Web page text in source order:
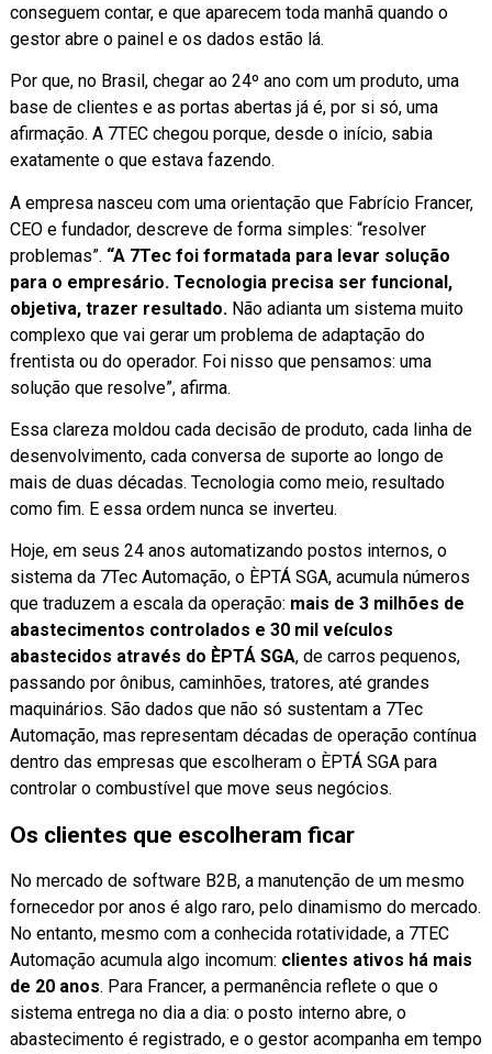
conseguem contar, e que aparecem toda manhã quando o
gestor abre o painel e os dados estão lá.
Por que, no Brasil, chegar ao 24º ano com um produto, uma
base de clientes e as portas abertas já é, por si só, uma
afirmação. A 7TEC chegou porque, desde o início, sabia
exatamente o que estava fazendo.
A empresa nasceu com uma orientação que Fabrício Francer,
CEO e fundador, descreve de forma simples: “resolver
problemas”. “A 7Tec foi formatada para levar solução
para o empresário. Tecnologia precisa ser funcional,
objetiva, trazer resultado. Não adianta um sistema muito
complexo que vai gerar um problema de adaptação do
frentista ou do operador. Foi nisso que pensamos: uma
solução que resolve”, afirma.
Essa clareza moldou cada decisão de produto, cada linha de
desenvolvimento, cada conversa de suporte ao longo de
mais de duas décadas. Tecnologia como meio, resultado
como fim. E essa ordem nunca se inverteu.
Hoje, em seus 24 anos automatizando postos internos, o
sistema da 7Tec Automação, o ÈPTÁ SGA, acumula números
que traduzem a escala da operação: mais de 3 milhões de
abastecimentos controlados e 30 mil veículos
abastecidos através do ÈPTÁ SGA, de carros pequenos,
passando por ônibus, caminhões, tratores, até grandes
maquinários. São dados que não só sustentam a 7Tec
Automação, mas representam décadas de operação contínua
dentro das empresas que escolheram o ÈPTÁ SGA para
controlar o combustível que move seus negócios.
Os clientes que escolheram ficar
No mercado de software B2B, a manutenção de um mesmo
fornecedor por anos é algo raro, pelo dinamismo do mercado.
No entanto, mesmo com a conhecida rotatividade, a 7TEC
Automação acumula algo incomum: clientes ativos há mais
de 20 anos. Para Francer, a permanência reflete o que o
sistema entrega no dia a dia: o posto interno abre, o
abastecimento é registrado, e o gestor acompanha em tempo